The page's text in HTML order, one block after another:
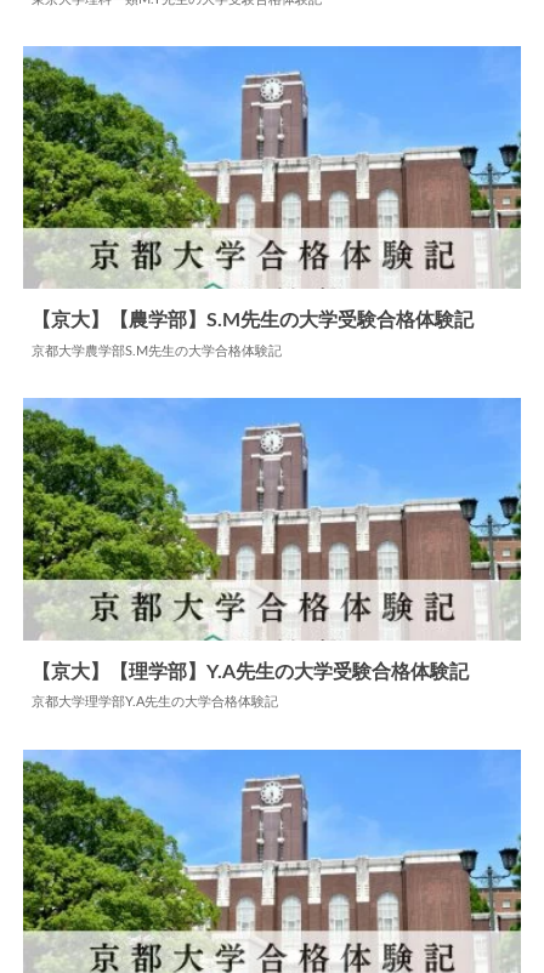
【京大】【農学部】S.M先生の大学受験合格体験記
京都大学農学部S.M先生の大学合格体験記
【京大】【理学部】Y.A先生の大学受験合格体験記
京都大学理学部Y.A先生の大学合格体験記